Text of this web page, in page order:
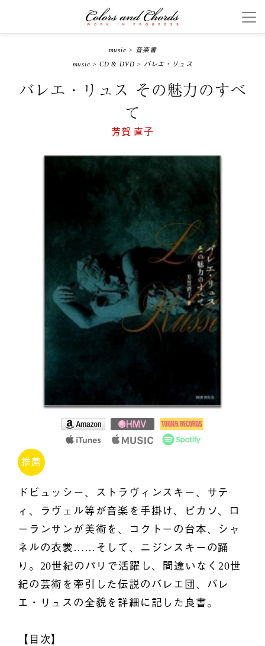
music > 音楽書
music > CD & DVD > バレエ・リュス
バレエ・リュス その魅力のすべ
て
芳賀 直子
推薦
ドビュッシー、ストラヴィンスキー、サテ
ィ、ラヴェル等が音楽を手掛け、ピカソ、ロ
ーランサンが美術を、コクトーの台本、シャ
ネルの衣裳……そして、ニジンスキーの踊
り。20世紀のパリで活躍し、間違いなく20世
紀の芸術を牽引した伝説のバレエ団、バレ
エ・リュスの全貌を詳細に記した良書。
【目次】